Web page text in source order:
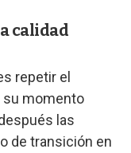
calidad
repetir el
su momento
las
de transición en